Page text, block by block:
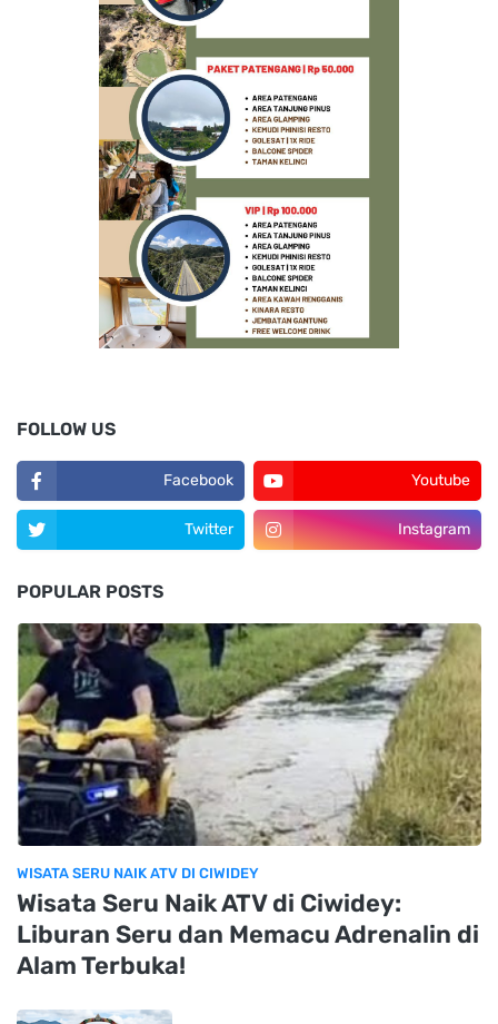
FOLLOW US
Facebook Youtube
Twitter Instagram
POPULAR POSTS
WISATA SERU NAIK ATV DI CIWIDEY
Wisata Seru Naik ATV di Ciwidey:
Liburan Seru dan Memacu Adrenalin di
Alam Terbuka!